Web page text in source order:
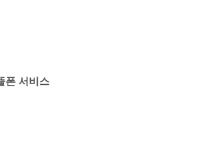
폰 서비스